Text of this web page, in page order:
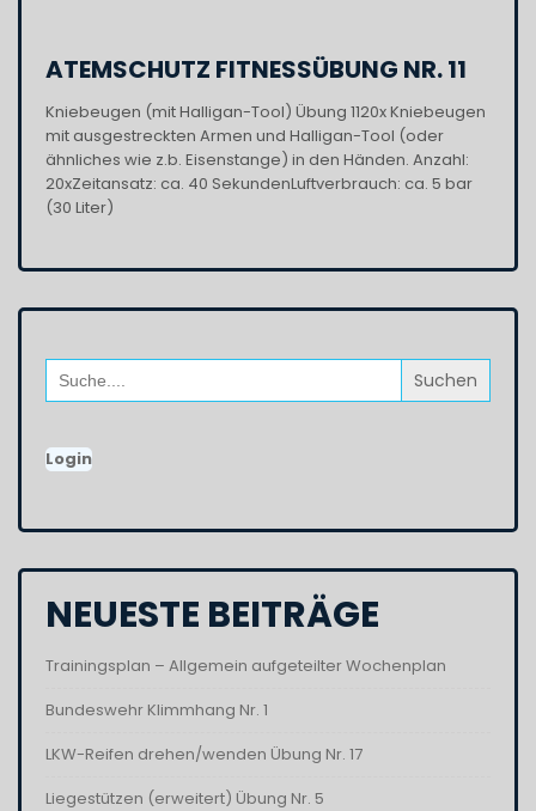
ATEMSCHUTZ FITNESSÜBUNG NR. 11
Kniebeugen (mit Halligan-Tool) Übung 1120x Kniebeugen
mit ausgestreckten Armen und Halligan-Tool (oder
ähnliches wie z.b. Eisenstange) in den Händen. Anzahl:
20xZeitansatz: ca. 40 SekundenLuftverbrauch: ca. 5 bar
(30 Liter)
Search
for:
Login
NEUESTE BEITRÄGE
Trainingsplan – Allgemein aufgeteilter Wochenplan
Bundeswehr Klimmhang Nr. 1
LKW-Reifen drehen/wenden Übung Nr. 17
Liegestützen (erweitert) Übung Nr. 5